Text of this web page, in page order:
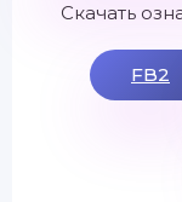
Скачать
FB2